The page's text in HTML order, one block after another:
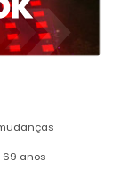
69 anos